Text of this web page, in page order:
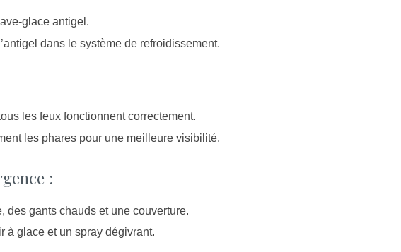
glace antigel.
dans le système de refroidissement.
les feux fonctionnent correctement.
les phares pour une meilleure visibilité.
:
des gants chauds et une couverture.
à glace et un spray dégivrant.